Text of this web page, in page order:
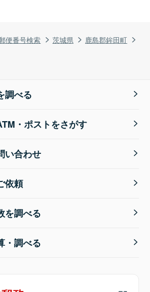
便番号検索 茨城県
鹿島郡鉾田町
調べる
・ポストをさがす
い合わせ
依頼
を調べる
・調べる